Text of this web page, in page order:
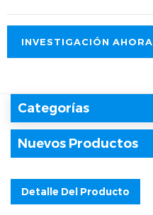
INVESTIGACIÓN AHORA
Categorías
Nuevos Productos
Detalle Del Producto